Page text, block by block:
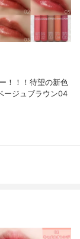
！！！待望の新色
ージュブラウン04